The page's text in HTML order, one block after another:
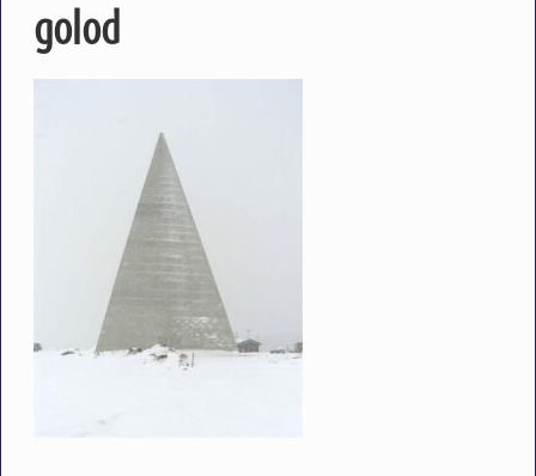
golod